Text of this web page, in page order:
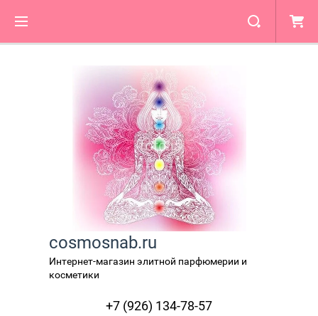
cosmosnab.ru
Интернет-магазин элитной парфюмерии и
косметики
+7 (926) 134-78-57